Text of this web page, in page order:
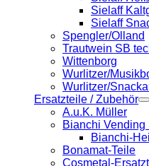
Sielaff
Sielaff
Spengler/Olland
Trautwein SB
Wittenborg
Wurlitzer/
Wurlitzer/
Ersatzteile / Zubehör
A.u.K. Müller
Bianchi Vending
Bianchi-
Bonamat-Teile
Cosmetal-